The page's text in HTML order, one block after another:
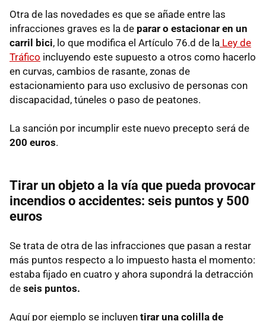
Otra de las novedades es que se añade entre las
infracciones graves es la de parar o estacionar en un
carril bici, lo que modifica el Artículo 76.d de la Ley de
Tráfico incluyendo este supuesto a otros como hacerlo
en curvas, cambios de rasante, zonas de
estacionamiento para uso exclusivo de personas con
discapacidad, túneles o paso de peatones.
La sanción por incumplir este nuevo precepto será de
200 euros.
Tirar un objeto a la vía que pueda provocar
incendios o accidentes: seis puntos y 500
euros
Se trata de otra de las infracciones que pasan a restar
más puntos respecto a lo impuesto hasta el momento:
estaba fijado en cuatro y ahora supondrá la detracción
de seis puntos.
Aquí por ejemplo se incluyen tirar una colilla de